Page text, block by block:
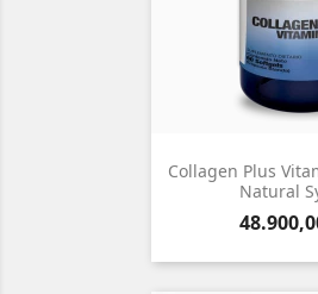
Collagen Plus
Natural
Precio